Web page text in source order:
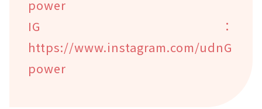
power
IG：
https://www.instagram.com/udnG
power